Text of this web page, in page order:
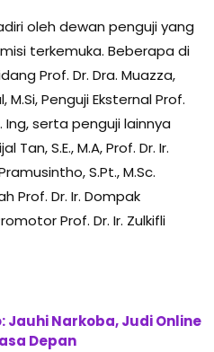
oleh dewan penguji yang
terkemuka. Beberapa di
Prof. Dr. Dra. Muazza,
M.Si, Penguji Eksternal Prof.
Ing, serta penguji lainnya
Tan, S.E., M.A, Prof. Dr. Ir.
S.Pt., M.Sc.
Prof. Dr. Ir. Dompak
Prof. Dr. Ir. Zulkifli
Jauhi Narkoba, Judi Online
Depan